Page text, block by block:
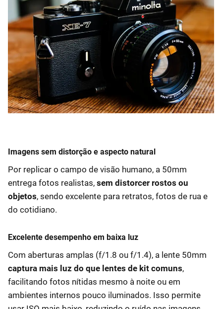
Imagens sem distorção e aspecto natural
Por replicar o campo de visão humano, a 50mm
entrega fotos realistas, sem distorcer rostos ou
objetos, sendo excelente para retratos, fotos de rua e
do cotidiano.
Excelente desempenho em baixa luz
Com aberturas amplas (f/1.8 ou f/1.4), a lente 50mm
captura mais luz do que lentes de kit comuns,
facilitando fotos nítidas mesmo à noite ou em
ambientes internos pouco iluminados. Isso permite